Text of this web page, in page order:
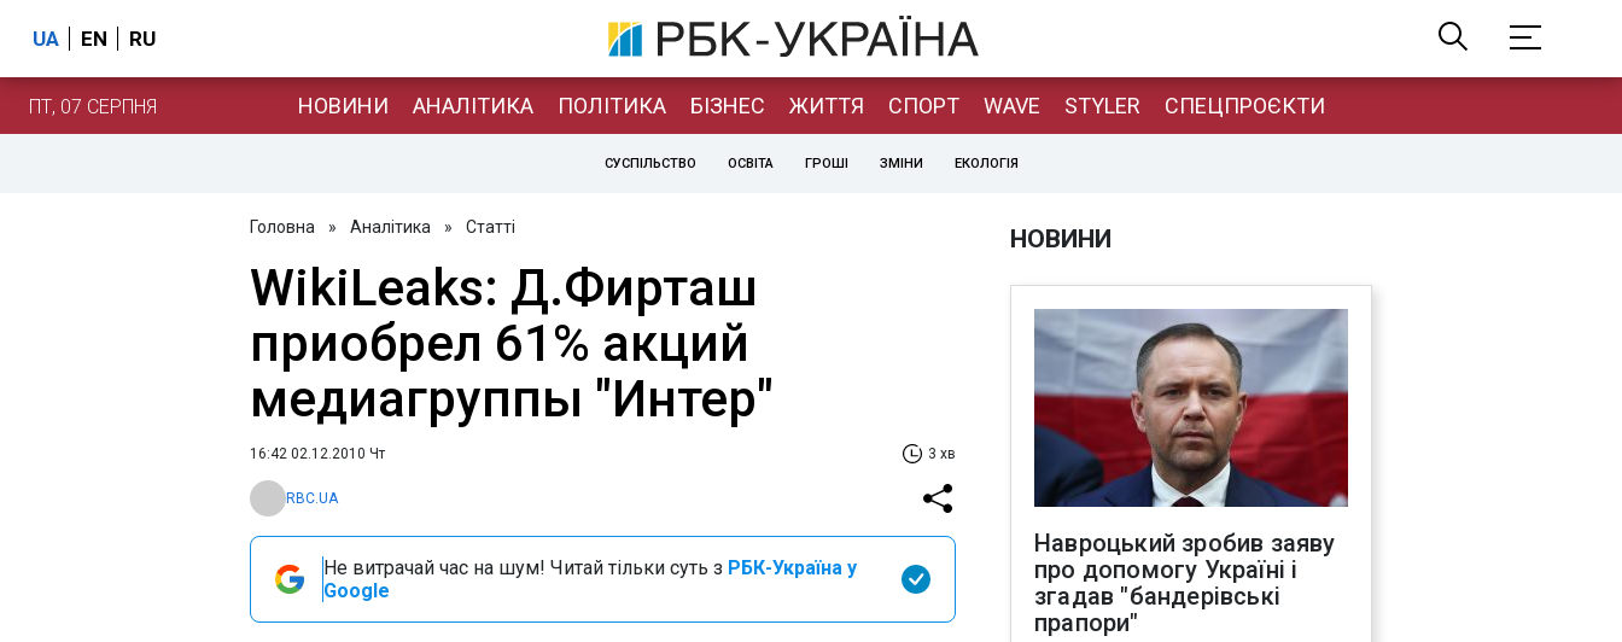
UA EN RU
ПТ, 07 СЕРПНЯ НОВИНИ АНАЛІТИКА ПОЛІТИКА БІЗНЕС ЖИТТЯ СПОРТ WAVE STYLER СПЕЦПРОЄКТИ
СУСПІЛЬСТВО ОСВІТА ГРОШІ ЗМІНИ ЕКОЛОГІЯ
Головна » Аналітика » Статті
WikiLeaks: Д.Фирташ
приобрел 61% акций
медиагруппы "Интер"
16:42 02.12.2010 Чт 3 хв
RBC.UA
Не витрачай час на шум! Читай тільки суть з РБК-Україна у
Google
НОВИНИ
Навроцький зробив заяву
про допомогу Україні і
згадав "бандерівські
прапори"